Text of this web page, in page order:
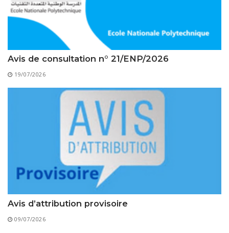
Imprimes de post graduation
Charte de Déontologie et D’éthique Universitaires
Avis de consultation n° 21/ENP/2026
19/07/2026
Avis d’attribution provisoire
09/07/2026